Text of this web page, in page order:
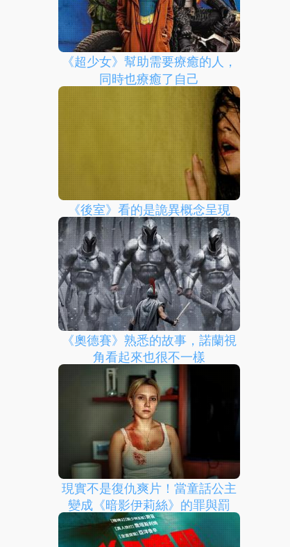
《超少女》幫助需要療癒的人，
同時也療癒了自己
《後室》看的是詭異概念呈現
《奧德賽》熟悉的故事，諾蘭視
角看起來也很不一樣
現實不是復仇爽片！當童話公主
變成《暗影伊莉絲》的罪與罰